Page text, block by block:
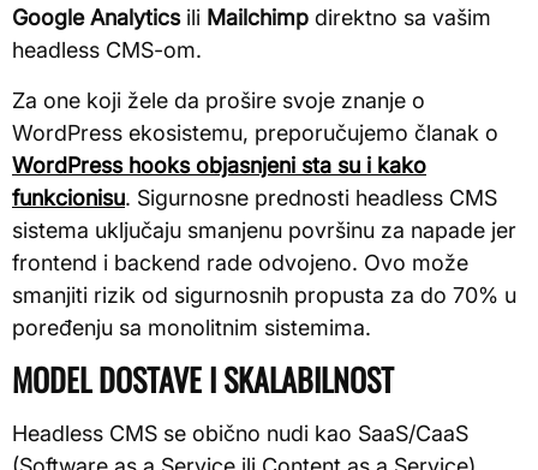
Google Analyticsili Mailchimp direktno sa vašim
headless CMS-om.
Za one koji žele da prošire svoje znanje o
WordPress ekosistemu, preporučujemo članak o
WordPress hooks objasnjeni sta su i kako
funkcionisu. Sigurnosne prednosti headless CMS
sistema uključaju smanjenu površinu za napade jer
frontend i backend rade odvojeno. Ovo može
smanjiti rizik od sigurnosnih propusta za do 70% u
poređenju sa monolitnim sistemima.
MODEL DOSTAVE I SKALABILNOST
Headless CMS se obično nudi kao SaaS/CaaS